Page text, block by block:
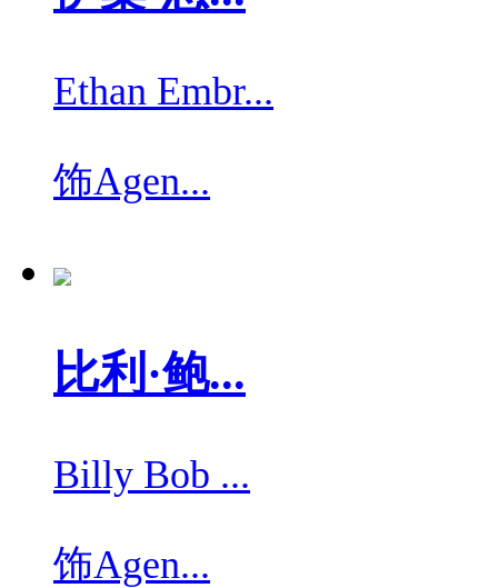
Ethan Embr...
饰Agen...
比利·鲍...
Billy Bob ...
饰Agen...